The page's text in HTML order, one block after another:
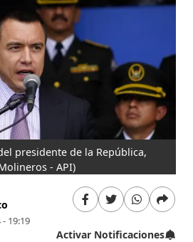
presidente de la República,
- API)
19:19
Activar Notificaciones